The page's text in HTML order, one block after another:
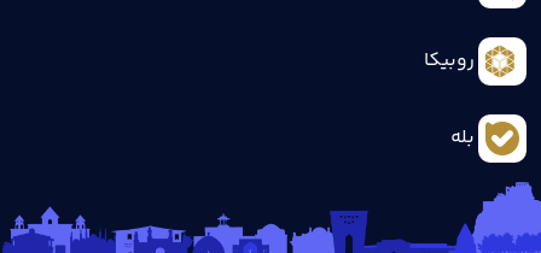
روبیکا
بله